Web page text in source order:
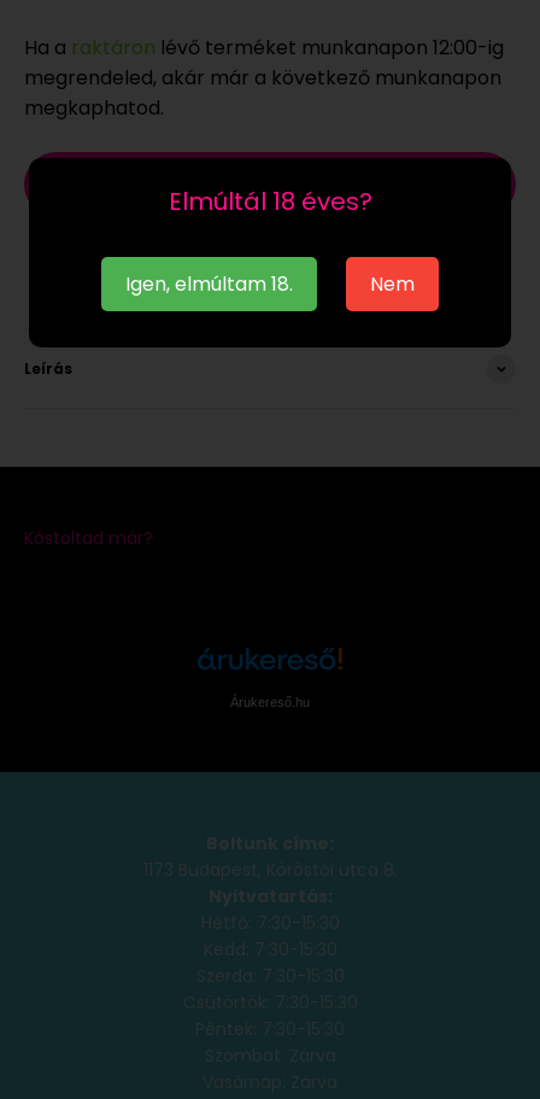
Elmúltál 18 éves?
Igen, elmúltam 18. Nem
Ha a raktáron lévő terméket munkanapon 12:00-ig
megrendeled, akár már a következő munkanapon
megkaphatod.
Leírás
Árukereső.hu
Boltunk címe:
1173 Budapest, Köröstói utca 8.
Nyitvatartás:
Hétfő: 7:30-15:30
Kedd: 7:30-15:30
Szerda: 7:30-15:30
Csütörtök: 7:30-15:30
Péntek: 7:30-15:30
Szombat: Zárva
Vasárnap: Zárva